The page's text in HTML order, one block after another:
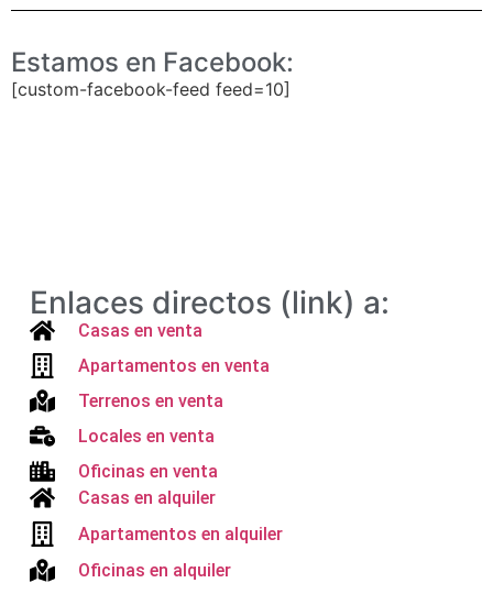
Estamos en Facebook:
[custom-facebook-feed feed=10]
Enlaces directos (link) a:
Casas en venta
Apartamentos en venta
Terrenos en venta
Locales en venta
Oficinas en venta
Casas en alquiler
Apartamentos en alquiler
Oficinas en alquiler